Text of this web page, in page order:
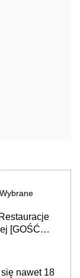
Wybrane
[GOŚĆ
nawet 18